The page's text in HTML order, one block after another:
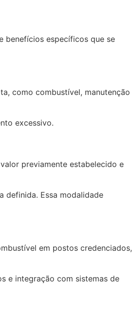
benefícios específicos que se
como combustível, manutenção
excessivo.
previamente estabelecido e
definida. Essa modalidade
em postos credenciados,
e integração com sistemas de